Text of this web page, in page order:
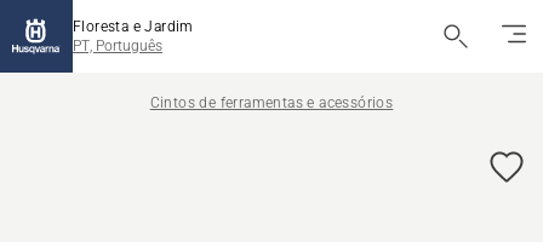
Floresta e Jardim
PT, Português
Cintos de ferramentas e acessórios